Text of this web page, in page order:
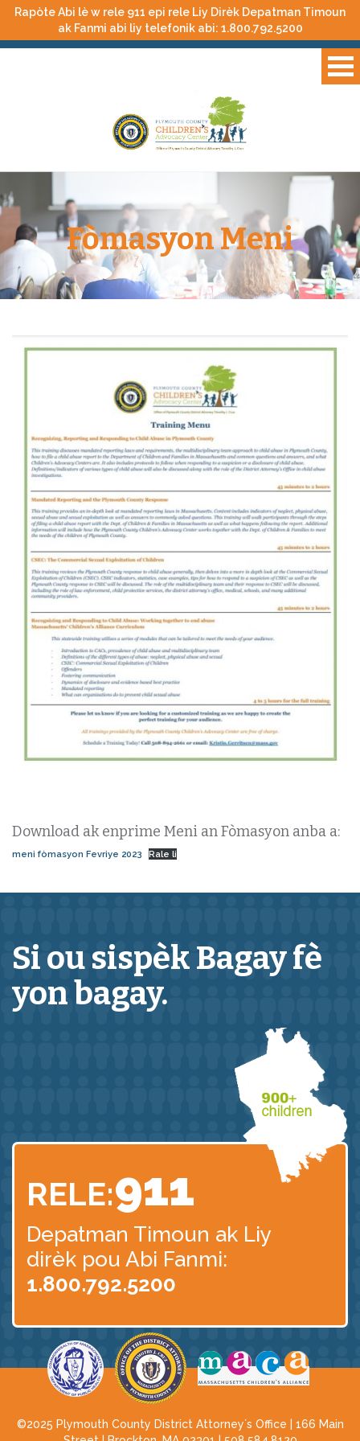
Rapòte Abi lè w rele 911 epi rele Liy Dirèk Depatman Timoun
ak Fanmi abi liy telefonik abi: 1.800.792.5200
Fòmasyon Meni
Download ak enprime Meni an Fòmasyon anba a:
meni fòmasyon Fevriye 2023 Rale li
Si ou sispèkBagayfè
yon bagay.
RELE:911
Depatman Timoun ak Liy
dirèk pou Abi Fanmi:
1.800.792.5200
©2025 Plymouth County District Attorney´s Office | 166 Main